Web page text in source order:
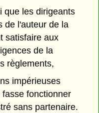
que les dirigeants
de l'auteur de la
satisfaire aux
de la
règlements,
impérieuses
fonctionner
sans partenaire.